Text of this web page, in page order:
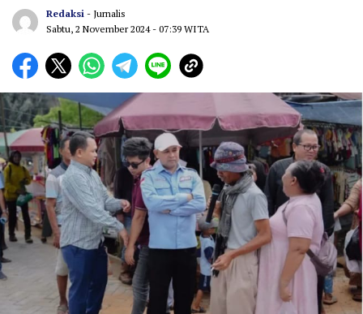
Redaksi - Jurnalis
Sabtu, 2 November 2024- 07:39 WITA